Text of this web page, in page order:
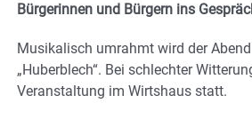
Bürgerinnen und Bürgern ins
Musikalisch umrahmt wird der
„Huberblech“. Bei schlechter
Veranstaltung im Wirtshaus statt.